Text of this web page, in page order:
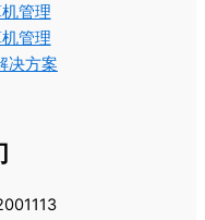
管理
管理
决方案